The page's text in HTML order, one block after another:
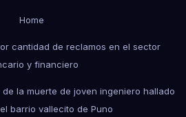
Home
cantidad de reclamos en el sector
y financiero
la muerte de joven ingeniero hallado
barrio vallecito de Puno